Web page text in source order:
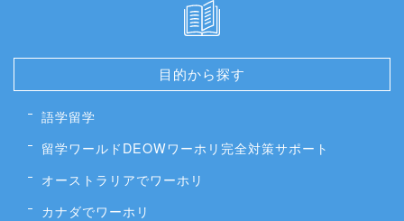
目的から探す
語学留学
留学ワールドDEOWワーホリ完全対策サポート
オーストラリアでワーホリ
カナダでワーホリ